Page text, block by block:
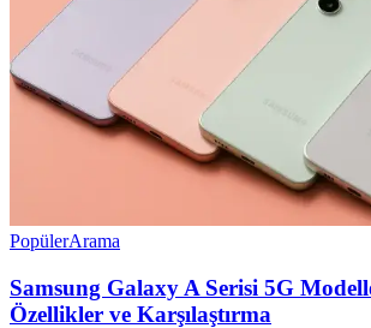
PopülerArama
Samsung Galaxy A Serisi 5G
Özellikler ve Karşılaştırma